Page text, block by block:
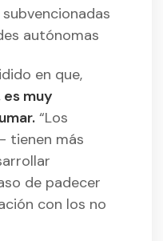
autónomas
en que,
es muy
“Los
tienen más
de padecer
con los no